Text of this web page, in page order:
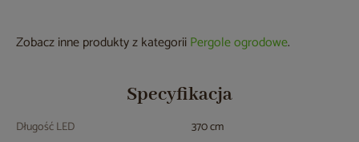
Zobacz inne produkty z kategoriiPergole ogrodowe.
Specyfikacja
Długość LED 370 cm